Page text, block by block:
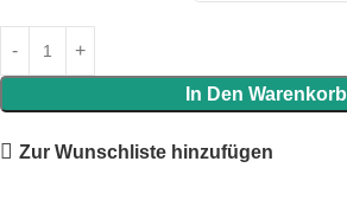
In Den Warenkorb
Zur Wunschliste hinzufügen